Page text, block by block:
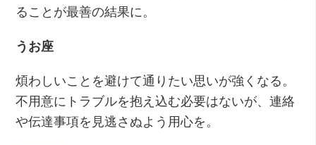
ることが最善の結果に。
うお座
煩わしいことを避けて通りたい思いが強くなる。
不用意にトラブルを抱え込む必要はないが、連絡
や伝達事項を見逃さぬよう用心を。